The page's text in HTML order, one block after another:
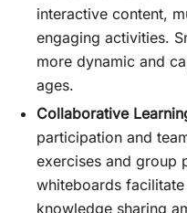
interactive content,
engaging activities.
more dynamic and
ages.
Collaborative
participation and
exercises and group
whiteboards
knowledge sharing